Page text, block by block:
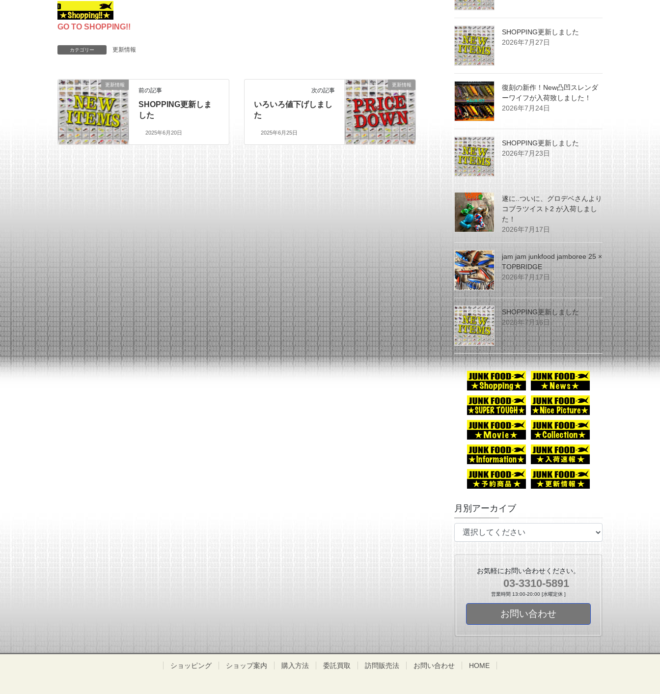
GO TO SHOPPING!!
カテゴリー 更新情報
更新情報
前の記事
SHOPPING更新しま
した
2025年6月20日
更新情報
次の記事
いろいろ値下げしまし
た
2025年6月25日
SHOPPING更新しました
2026年7月27日
復刻の新作！New凸凹スレンダ
ーワイフが入荷致しました！
2026年7月24日
SHOPPING更新しました
2026年7月23日
遂に..ついに、グロデベさんより
コブラツイスト2 が入荷しまし
た！
2026年7月17日
jam jam junkfood jamboree 25 ×
TOPBRIDGE
2026年7月17日
SHOPPING更新しました
2026年7月16日
月別アーカイブ
お気軽にお問い合わせください。
03-3310-5891
営業時間 13:00-20:00 [水曜定休 ]
お問い合わせ
ショッピング ショップ案内 購入方法 委託買取 訪問販売法 お問い合わせ HOME